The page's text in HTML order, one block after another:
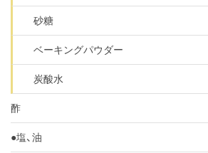
砂糖
ベーキングパウダー
炭酸水
酢
●塩、油